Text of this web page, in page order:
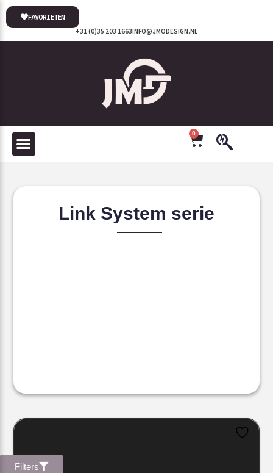
INFO@JMODESIGN.NL
+31 (0)35 203 1663
FAVORIETEN
0
Link System serie
Filters